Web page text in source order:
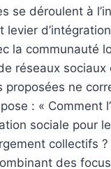
se déroulent à
la communauté
réseaux
ne
: « Comment
sociale pour
collectifs
des